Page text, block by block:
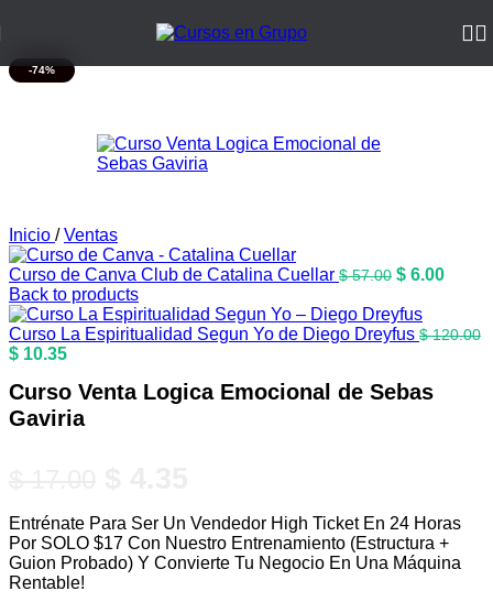
-74%
Inicio / Ventas
Curso de Canva Club de Catalina Cuellar $57.00 El
original
era:
$ 6.00El
es:
Back to products
Curso La Espiritualidad Segun Yo de Diego Dreyfus $120.00
El
original
era:
$ 120.00.
$ 10.35El
actual
es:
$ 10.35.
Curso Venta Logica Emocional de Sebas
Gaviria
precio
original
era:
precio
actual
Entrénate Para Ser Un Vendedor High Ticket En 24 Horas
Por SOLO $17 Con Nuestro Entrenamiento (Estructura +
Guion Probado) Y Convierte Tu Negocio En Una Máquina
Rentable!